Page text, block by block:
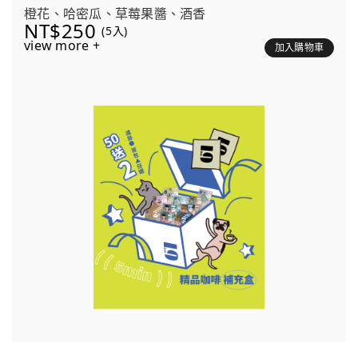
橙花、哈密瓜、草莓果醬、酒香
NT$250 (5入)
view more + 加入購物車